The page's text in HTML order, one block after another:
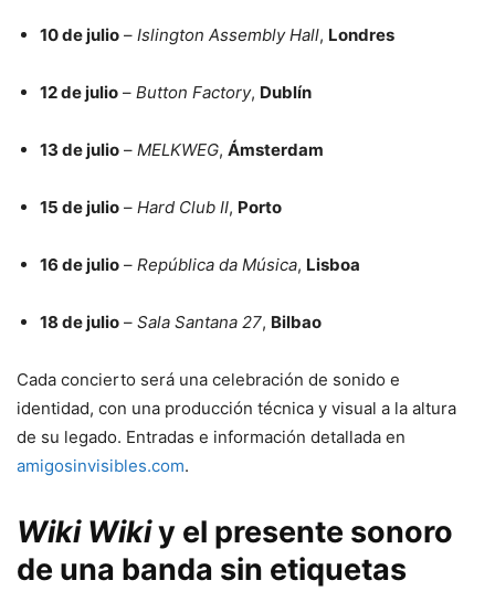
10 de julio – Islington Assembly Hall, Londres
12 de julio – Button Factory, Dublín
13 de julio – MELKWEG, Ámsterdam
15 de julio – Hard Club II, Porto
16 de julio – República da Música, Lisboa
18 de julio – Sala Santana 27, Bilbao
Cada concierto será una celebración de sonido e
identidad, con una producción técnica y visual a la altura
de su legado. Entradas e información detallada en
amigosinvisibles.com.
Wiki Wikiy el presente sonoro
de una banda sin etiquetas